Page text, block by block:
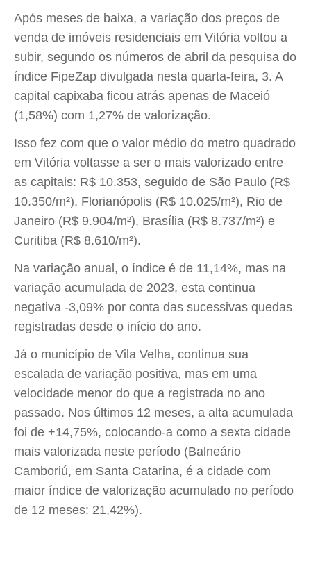
Após meses de baixa, a variação dos preços de
venda de imóveis residenciais em Vitória voltou a
subir, segundo os números de abril da pesquisa do
índice FipeZap divulgada nesta quarta-feira, 3. A
capital capixaba ficou atrás apenas de Maceió
(1,58%) com 1,27% de valorização.
Isso fez com que o valor médio do metro quadrado
em Vitória voltasse a ser o mais valorizado entre
as capitais: R$ 10.353, seguido de São Paulo (R$
10.350/m²), Florianópolis (R$ 10.025/m²), Rio de
Janeiro (R$ 9.904/m²), Brasília (R$ 8.737/m²) e
Curitiba (R$ 8.610/m²).
Na variação anual, o índice é de 11,14%, mas na
variação acumulada de 2023, esta continua
negativa -3,09% por conta das sucessivas quedas
registradas desde o início do ano.
Já o município de Vila Velha, continua sua
escalada de variação positiva, mas em uma
velocidade menor do que a registrada no ano
passado. Nos últimos 12 meses, a alta acumulada
foi de +14,75%, colocando-a como a sexta cidade
mais valorizada neste período (Balneário
Camboriú, em Santa Catarina, é a cidade com
maior índice de valorização acumulado no período
de 12 meses: 21,42%).